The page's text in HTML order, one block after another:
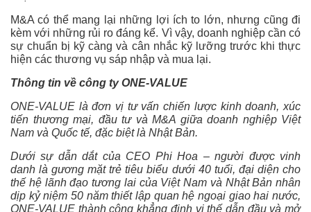
M&A có thể mang lại những lợi ích to lớn, nhưng cũng đi
kèm với những rủi ro đáng kể. Vì vậy, doanh nghiệp cần có
sự chuẩn bị kỹ càng và cân nhắc kỹ lưỡng trước khi thực
hiện các thương vụ sáp nhập và mua lại.
Thông tin về công ty ONE-VALUE
ONE-VALUE là đơn vị tư vấn chiến lược kinh doanh, xúc
tiến thương mại, đầu tư và M&A giữa doanh nghiệp Việt
Nam và Quốc tế, đặc biệt là Nhật Bản.
Dưới sự dẫn dắt của CEO Phi Hoa – người được vinh
danh là gương mặt trẻ tiêu biểu dưới 40 tuổi, đại diện cho
thế hệ lãnh đạo tương lai của Việt Nam và Nhật Bản nhân
dịp kỷ niệm 50 năm thiết lập quan hệ ngoại giao hai nước,
ONE-VALUE thành công khẳng định vị thế dẫn đầu và mở